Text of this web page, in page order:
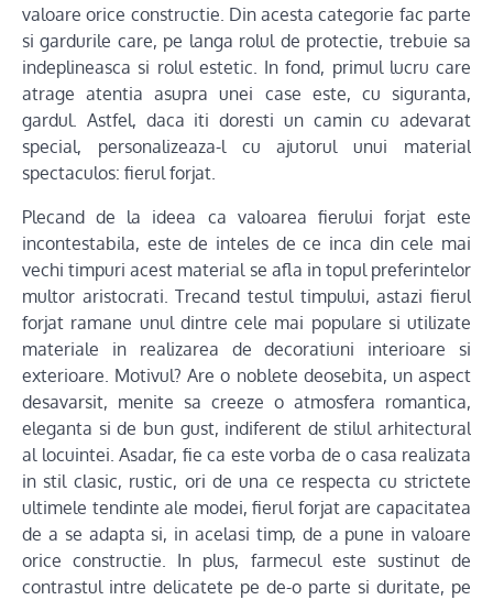
valoare orice constructie. Din acesta categorie fac parte
si gardurile care, pe langa rolul de protectie, trebuie sa
indeplineasca si rolul estetic. In fond, primul lucru care
atrage atentia asupra unei case este, cu siguranta,
gardul. Astfel, daca iti doresti un camin cu adevarat
special, personalizeaza-l cu ajutorul unui material
spectaculos: fierul forjat.
Plecand de la ideea ca valoarea fierului forjat este
incontestabila, este de inteles de ce inca din cele mai
vechi timpuri acest material se afla in topul preferintelor
multor aristocrati. Trecand testul timpului, astazi fierul
forjat ramane unul dintre cele mai populare si utilizate
materiale in realizarea de decoratiuni interioare si
exterioare. Motivul? Are o noblete deosebita, un aspect
desavarsit, menite sa creeze o atmosfera romantica,
eleganta si de bun gust, indiferent de stilul arhitectural
al locuintei. Asadar, fie ca este vorba de o casa realizata
in stil clasic, rustic, ori de una ce respecta cu strictete
ultimele tendinte ale modei, fierul forjat are capacitatea
de a se adapta si, in acelasi timp, de a pune in valoare
orice constructie. In plus, farmecul este sustinut de
contrastul intre delicatete pe de-o parte si duritate, pe